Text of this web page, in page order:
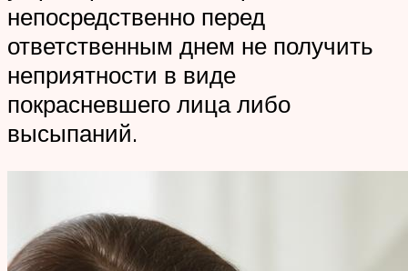
непосредственно перед
ответственным днем не получить
неприятности в виде
покрасневшего лица либо
высыпаний.